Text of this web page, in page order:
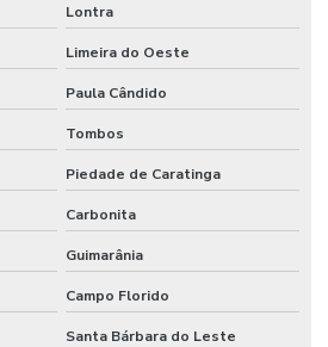
Lontra
Limeira do Oeste
Paula Cândido
Tombos
Piedade de Caratinga
Carbonita
Guimarânia
Campo Florido
Santa Bárbara do Leste